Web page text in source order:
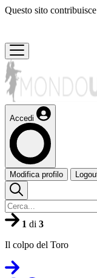
Questo sito
Accedi
Modifica profilo
1 di 3
Il colpo del Toro